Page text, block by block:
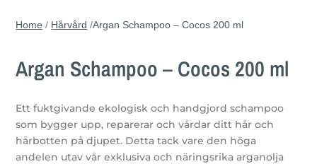
Home / Hårvård /Argan Schampoo – Cocos 200 ml
Argan Schampoo – Cocos 200 ml
Ett fuktgivande ekologisk och handgjord schampoo
som bygger upp, reparerar och vårdar ditt hår och
hårbotten på djupet. Detta tack vare den höga
andelen utav vår exklusiva och näringsrika arganolja